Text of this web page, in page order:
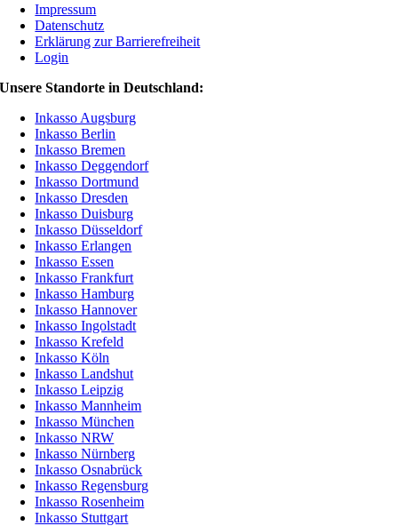
Impressum
Datenschutz
Erklärung zur Barrierefreiheit
Login
Unsere Standorte in Deutschland:
Inkasso Augsburg
Inkasso Berlin
Inkasso Bremen
Inkasso Deggendorf
Inkasso Dortmund
Inkasso Dresden
Inkasso Duisburg
Inkasso Düsseldorf
Inkasso Erlangen
Inkasso Essen
Inkasso Frankfurt
Inkasso Hamburg
Inkasso Hannover
Inkasso Ingolstadt
Inkasso Krefeld
Inkasso Köln
Inkasso Landshut
Inkasso Leipzig
Inkasso Mannheim
Inkasso München
Inkasso NRW
Inkasso Nürnberg
Inkasso Osnabrück
Inkasso Regensburg
Inkasso Rosenheim
Inkasso Stuttgart